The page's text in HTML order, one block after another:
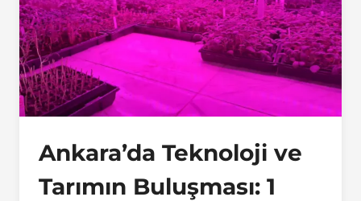
Ankara’da Teknoloji ve
Tarımın Buluşması: 1